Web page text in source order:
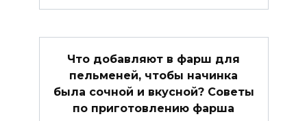
Что добавляют в фарш для
пельменей, чтобы начинка
была сочной и вкусной? Советы
по приготовлению фарша